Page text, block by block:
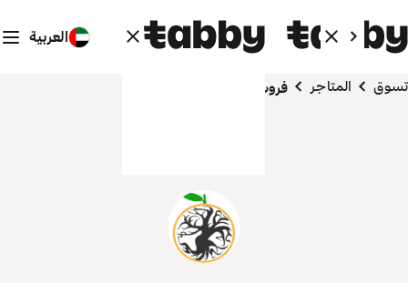
العربية
تسوق المتاجر فروت تري